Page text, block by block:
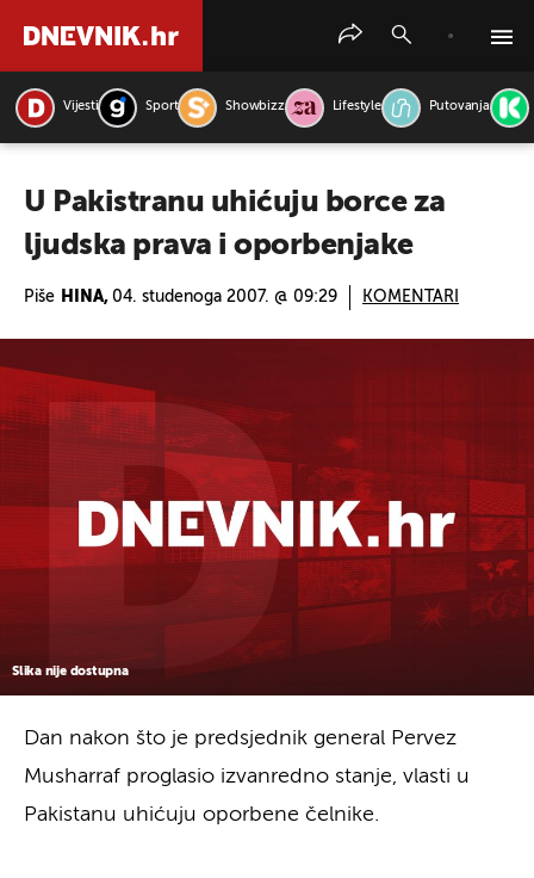
Vijesti Sport Showbizz Lifestyle Putovanja
U Pakistranu uhićuju borce za
ljudska prava i oporbenjake
Piše HINA, 04. studenoga 2007. @ 09:29 KOMENTARI
Slika nije dostupna
Dan nakon što je predsjednik general Pervez
Musharraf proglasio izvanredno stanje, vlasti u
Pakistanu uhićuju oporbene čelnike.
PRETRAŽITE VIJESTI